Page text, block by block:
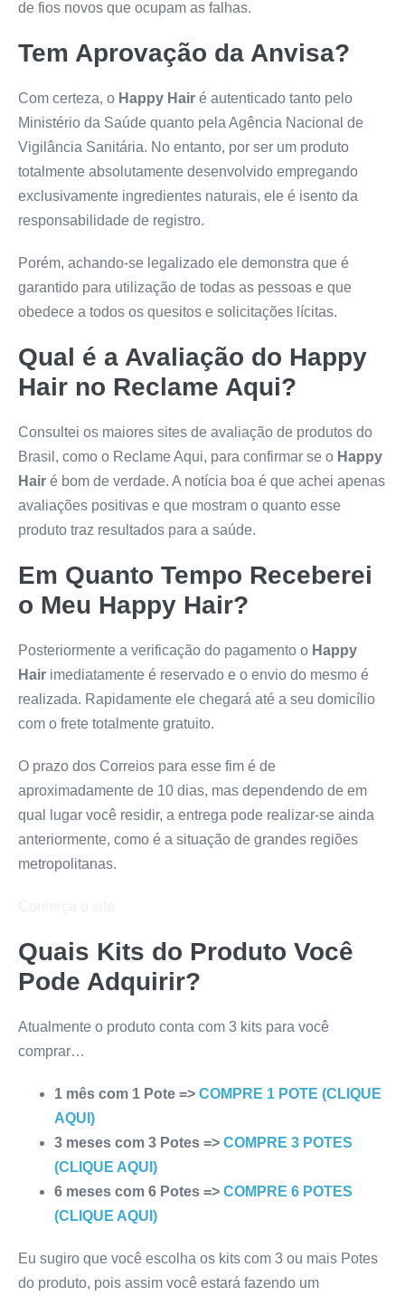
de fios novos que ocupam as falhas.
Tem Aprovação da Anvisa?
Com certeza, o Happy Hair é autenticado tanto pelo
Ministério da Saúde quanto pela Agência Nacional de
Vigilância Sanitária. No entanto, por ser um produto
totalmente absolutamente desenvolvido empregando
exclusivamente ingredientes naturais, ele é isento da
responsabilidade de registro.
Porém, achando-se legalizado ele demonstra que é
garantido para utilização de todas as pessoas e que
obedece a todos os quesitos e solicitações lícitas.
Qual é a Avaliação do Happy
Hair no Reclame Aqui?
Consultei os maiores sites de avaliação de produtos do
Brasil, como o Reclame Aqui, para confirmar se o Happy
Hair é bom de verdade. A notícia boa é que achei apenas
avaliações positivas e que mostram o quanto esse
produto traz resultados para a saúde.
Em Quanto Tempo Receberei
o Meu Happy Hair?
Posteriormente a verificação do pagamento o Happy
Hair imediatamente é reservado e o envio do mesmo é
realizada. Rapidamente ele chegará até a seu domicílio
com o frete totalmente gratuito.
O prazo dos Correios para esse fim é de
aproximadamente de 10 dias, mas dependendo de em
qual lugar você residir, a entrega pode realizar-se ainda
anteriormente, como é a situação de grandes regiões
metropolitanas.
Quais Kits do Produto Você
Pode Adquirir?
Atualmente o produto conta com 3 kits para você
comprar…
1 mês com 1 Pote => COMPRE 1 POTE (CLIQUE
AQUI)
3 meses com 3 Potes => COMPRE 3 POTES
(CLIQUE AQUI)
6 meses com 6 Potes => COMPRE 6 POTES
(CLIQUE AQUI)
Eu sugiro que você escolha os kits com 3 ou mais Potes
do produto, pois assim você estará fazendo um